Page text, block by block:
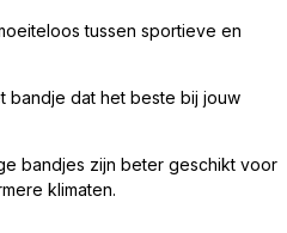
tussen sportieve en
bandje dat het beste bij jouw
bandjes zijn beter geschikt voor
klimaten.